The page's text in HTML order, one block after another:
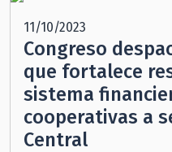
11/10/2023
Congreso
que fortalece
sistema
cooperativas a
Central